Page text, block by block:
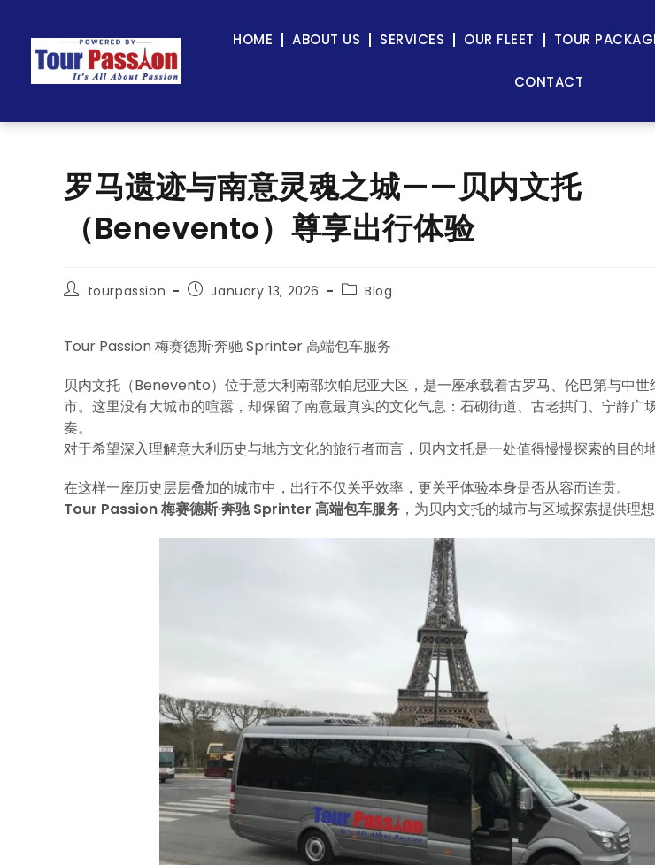
HOME ABOUT US SERVICES OUR FLEET TOUR
CONTACT
罗马遗迹与南意灵魂之城——贝内文托
（Benevento）尊享出行体验
tourpassion January 13, 2026 Blog
Tour Passion 梅赛德斯·奔驰 Sprinter 高端包车服务
贝内文托（Benevento）位于意大利南部坎帕尼亚大区，是一座承载着古罗马、伦巴第与中世
市。这里没有大城市的喧嚣，却保留了南意最真实的文化气息：石砌街道、古老拱门、宁静广
奏。
对于希望深入理解意大利历史与地方文化的旅行者而言，贝内文托是一处值得慢慢探索的目的地
在这样一座历史层层叠加的城市中，出行不仅关乎效率，更关乎体验本身是否从容而连贯。
Tour Passion 梅赛德斯·奔驰 Sprinter 高端包车服务 ，为贝内文托的城市与区域探索提供理想